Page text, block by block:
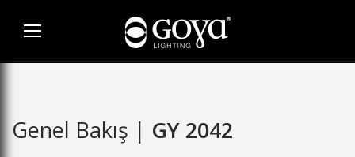
Genel Bakış | GY 2042